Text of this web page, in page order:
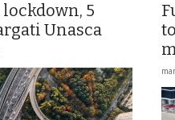
5
Unasca